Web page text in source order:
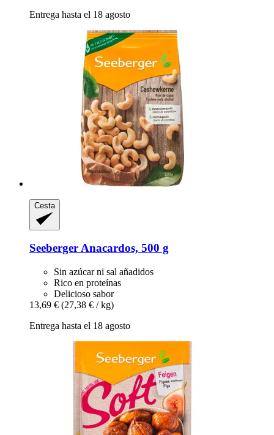
Entrega hasta el 18 agosto
Cesta
SeebergerAnacardos, 500 g
Sin azúcar ni sal añadidos
Rico en proteínas
Delicioso sabor
13,69 € (27,38 € / kg)
Entrega hasta el 18 agosto